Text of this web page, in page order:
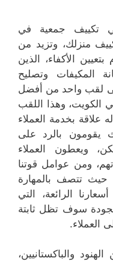
تكييف جمعية في
منزلك، وتزيد من
الأكفاء، الذين
المكيفات وتصليح
لقب واحد من أفضل
الكويت، وهذا اللقب
علاقة بخدمة العملاء
يقومون بالرد على
ويعطون العملاء
ومن عوامل قوتنا
حيث تتصف بالمهارة
الرائعة، التي
سوف تظل ثابتة
والباكستانيين،